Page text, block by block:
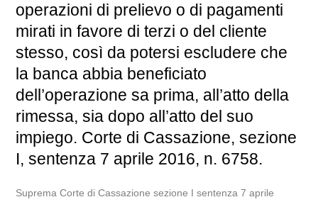
operazioni di prelievo o di pagamenti
mirati in favore di terzi o del cliente
stesso, così da potersi escludere che
la banca abbia beneficiato
dell’operazione sa prima, all’atto della
rimessa, sia dopo all’atto del suo
impiego. Corte di Cassazione, sezione
I, sentenza 7 aprile 2016, n. 6758.
Suprema Corte di Cassazione sezione I sentenza 7 aprile